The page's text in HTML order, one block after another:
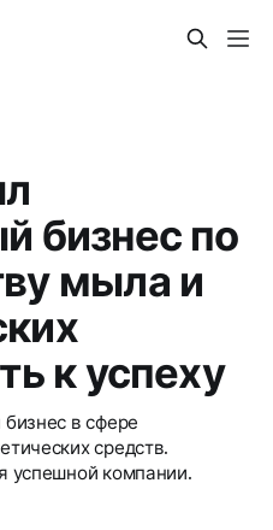
бизнес по
мыла и
к успеху
в сфере
средств.
успешной компании.